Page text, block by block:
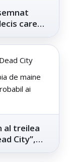
care
City
de maine
ai
al treilea
City”,